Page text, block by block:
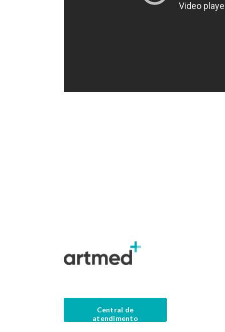
Central de
atendimento